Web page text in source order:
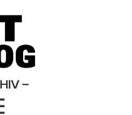
–
Blog
Blog 2012
–